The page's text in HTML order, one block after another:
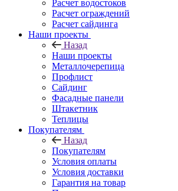
Расчет водостоков
Расчет ограждений
Расчет сайдинга
Наши проекты
Назад
Наши проекты
Металлочерепица
Профлист
Сайдинг
Фасадные панели
Штакетник
Теплицы
Покупателям
Назад
Покупателям
Условия оплаты
Условия доставки
Гарантия на товар